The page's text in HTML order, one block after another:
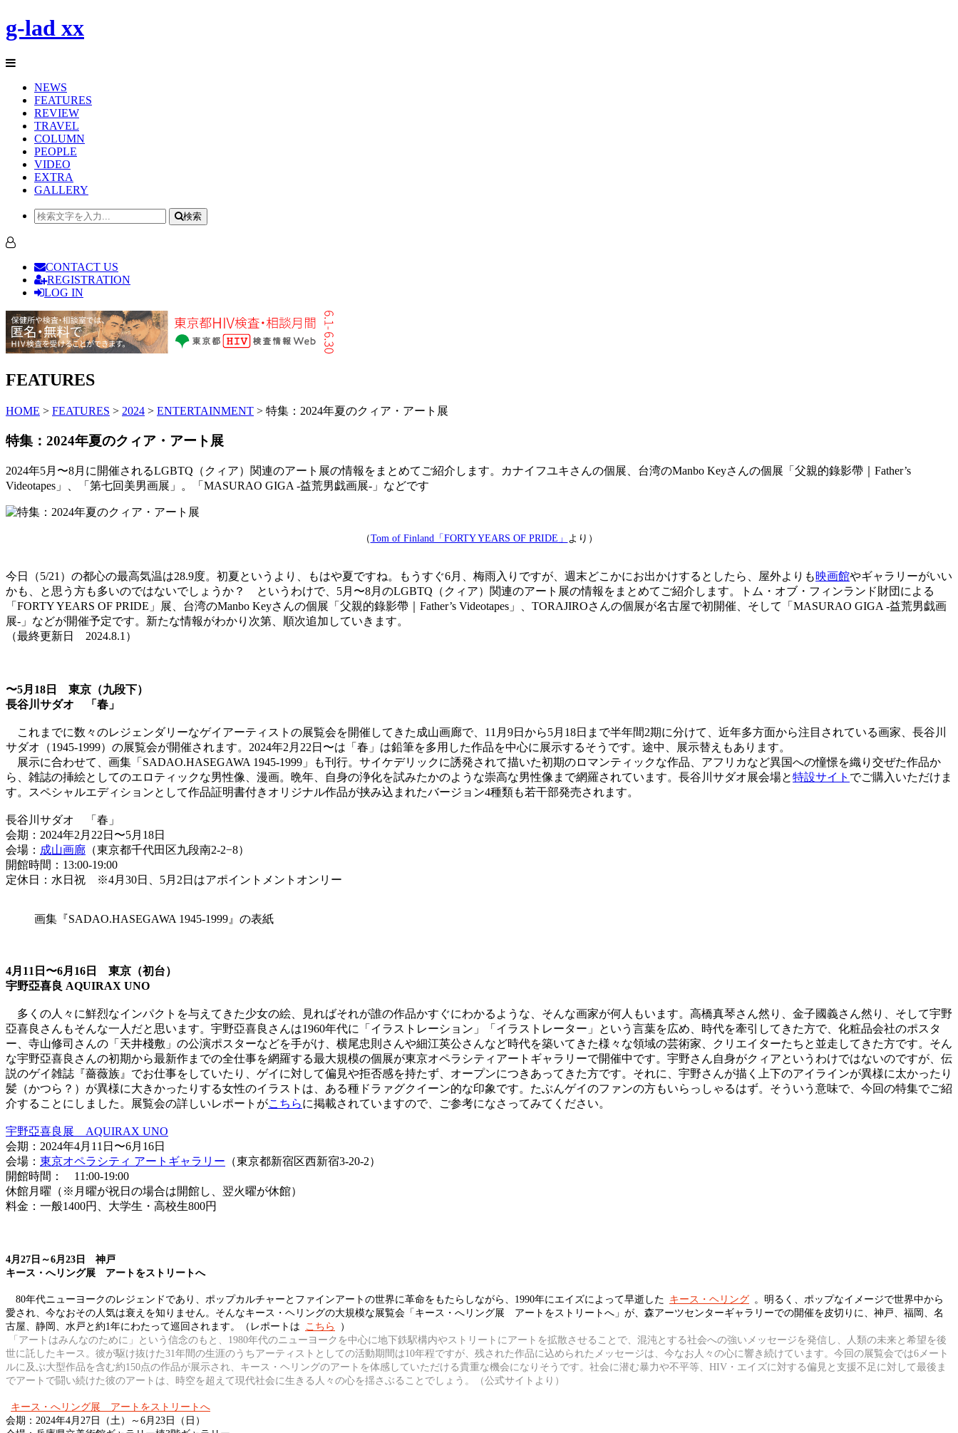
g-lad xx
NEWS
FEATURES
REVIEW
TRAVEL
COLUMN
PEOPLE
VIDEO
EXTRA
GALLERY
検索
CONTACT US
REGISTRATION
LOG IN
FEATURES
HOME > FEATURES > 2024 > ENTERTAINMENT > 特集：2024年夏のクィア・アート展
特集：2024年夏のクィア・アート展
2024年5月〜8月に開催されるLGBTQ（クィア）関連のアート展の情報をまとめてご紹介します。カナイフユキさんの個展、台湾のManbo Keyさんの個展「父親的錄影帶｜Father’s
Videotapes」、「第七回美男画展」。「MASURAO GIGA -益荒男戯画展-」などです
（Tom of Finland「FORTY YEARS OF PRIDE」 より）
今日（5/21）の都心の最高気温は28.9度。初夏というより、もはや夏ですね。もうすぐ6月、梅雨入りですが、週末どこかにお出かけするとしたら、屋外よりも映画館やギャラリーがいい
かも、と思う方も多いのではないでしょうか？ というわけで、5月〜8月のLGBTQ（クィア）関連のアート展の情報をまとめてご紹介します。トム・オブ・フィンランド財団による
「FORTY YEARS OF PRIDE」展、台湾のManbo Keyさんの個展「父親的錄影帶｜Father’s Videotapes」、TORAJIROさんの個展が名古屋で初開催、そして「MASURAO GIGA -益荒男戯画
展-」などが開催予定です。新たな情報がわかり次第、順次追加していきます。
（最終更新日 2024.8.1）
〜5月18日 東京（九段下）
長谷川サダオ 「春」
これまでに数々のレジェンダリーなゲイアーティストの展覧会を開催してきた成山画廊で、11月9日から5月18日まで半年間2期に分けて、近年多方面から注目されている画家、長谷川
サダオ（1945-1999）の展覧会が開催されます。2024年2月22日〜は「春」は鉛筆を多用した作品を中心に展示するそうです。途中、展示替えもあります。
展示に合わせて、画集「SADAO.HASEGAWA 1945-1999」も刊行。サイケデリックに誘発されて描いた初期のロマンティックな作品、アフリカなど異国への憧憬を織り交ぜた作品か
ら、雑誌の挿絵としてのエロティックな男性像、漫画。晩年、自身の浄化を試みたかのような崇高な男性像まで網羅されています。長谷川サダオ展会場と特設サイト でご購入いただけま
す。スペシャルエディションとして作品証明書付きオリジナル作品が挟み込まれたバージョン4種類も若干部発売されます。
長谷川サダオ 「春」
会期：2024年2月22日〜5月18日
会場： 成山画廊 （東京都千代田区九段南2-2−8）
開館時間：13:00-19:00
定休日：水日祝 ※4月30日、5月2日はアポイントメントオンリー
画集『SADAO.HASEGAWA 1945-1999』の表紙
4月11日〜6月16日 東京（初台）
宇野亞喜良 AQUIRAX UNO
多くの人々に鮮烈なインパクトを与えてきた少女の絵、見ればそれが誰の作品かすぐにわかるような、そんな画家が何人もいます。高橋真琴さん然り、金子國義さん然り、そして宇野
亞喜良さんもそんな一人だと思います。宇野亞喜良さんは1960年代に「イラストレーション」「イラストレーター」という言葉を広め、時代を牽引してきた方で、化粧品会社のポスタ
ー、寺山修司さんの「天井棧敷」の公演ポスターなどを手がけ、横尾忠則さんや細江英公さんなど時代を築いてきた様々な領域の芸術家、クリエイターたちと並走してきた方です。そん
な宇野亞喜良さんの初期から最新作までの全仕事を網羅する最大規模の個展が東京オペラシティアートギャラリーで開催中です。宇野さん自身がクィアというわけではないのですが、伝
説のゲイ雑誌『薔薇族』でお仕事をしていたり、ゲイに対して偏見や拒否感を持たず、オープンにつきあってきた方です。それに、宇野さんが描く上下のアイラインが異様に太かったり
髪（かつら？）が異様に大きかったりする女性のイラストは、ある種ドラァグクイーン的な印象です。たぶんゲイのファンの方もいらっしゃるはず。そういう意味で、今回の特集でご紹
介することにしました。展覧会の詳しいレポートがこちらに掲載されていますので、ご参考になさってみてください。
宇野亞喜良展 AQUIRAX UNO
会期：2024年4月11日〜6月16日
会場： 東京オペラシティ アートギャラリー （東京都新宿区西新宿3-20-2）
開館時間： 11:00-19:00
休館月曜（※月曜が祝日の場合は開館し、翌火曜が休館）
料金：一般1400円、大学生・高校生800円
4月27日～6月23日 神戸
キース・へリング展 アートをストリートへ
80年代ニューヨークのレジェンドであり、ポップカルチャーとファインアートの世界に革命をもたらしながら、1990年にエイズによって早逝した キース・ヘリング 。明るく、ポップなイメージで世界中から
愛され、今なおその人気は衰えを知りません。そんなキース・ヘリングの大規模な展覧会「キース・へリング展 アートをストリートへ」が、森アーツセンターギャラリーでの開催を皮切りに、神戸、福岡、名
古屋、静岡、水戸と約1年にわたって巡回されます。（レポートは こちら
）
「アートはみんなのために」という信念のもと、1980年代のニューヨークを中心に地下鉄駅構内やストリートにアートを拡散させることで、混沌とする社会への強いメッセージを発信し、人類の未来と希望を後
世に託したキース。彼が駆け抜けた31年間の生涯のうちアーティストとしての活動期間は10年程ですが、残された作品に込められたメッセージは、今なお人々の心に響き続けています。今回の展覧会では6メート
ルに及ぶ大型作品を含む約150点の作品が展示され、キース・ヘリングのアートを体感していただける貴重な機会になりそうです。社会に潜む暴力や不平等、HIV・エイズに対する偏見と支援不足に対して最後ま
でアートで闘い続けた彼のアートは、時空を超えて現代社会に生きる人々の心を揺さぶることでしょう。（公式サイトより）
キース・へリング展 アートをストリートへ
会期：2024年4月27日（土）～6月23日（日）